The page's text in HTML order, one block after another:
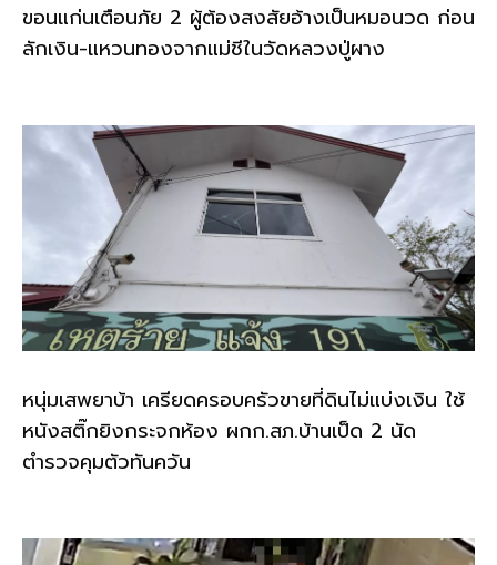
ขอนแก่นเตือนภัย 2 ผู้ต้องสงสัยอ้างเป็นหมอนวด ก่อน
ลักเงิน-แหวนทองจากแม่ชีในวัดหลวงปู่ผาง
หนุ่มเสพยาบ้า เครียดครอบครัวขายที่ดินไม่แบ่งเงิน ใช้
หนังสติ๊กยิงกระจกห้อง ผกก.สภ.บ้านเป็ด 2 นัด
ตำรวจคุมตัวทันควัน